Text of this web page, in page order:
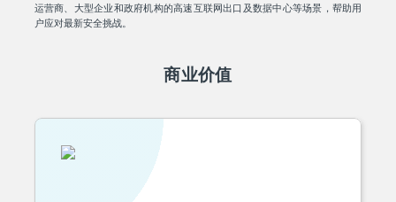
运营商、大型企业和政府机构的高速互联网出口及数据中心等场景，帮助用
户应对最新安全挑战。
商业价值